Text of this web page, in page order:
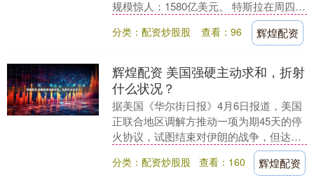
规模惊人：1580亿美元。 特斯拉在周四的
一份监管文件中披露了2025年这一总额，
距....
分类：配资炒股股 查看：96 辉煌配资
辉煌配资 美国强硬主动求和，折射
什么状况？
据美国《华尔街日报》4月6日报道，美国
正联合地区调解方推动一项为期45天的停
火协议，试图结束对伊朗的战争，但达成
协议的可能性依然渺茫。 表面上，美国抛
出十条停火....
分类：配资炒股股 查看：160 辉煌配资